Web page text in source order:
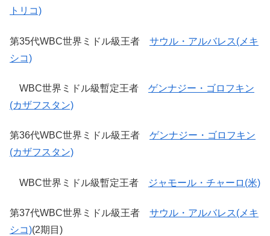
トリコ)
第35代WBC世界ミドル級王者 サウル・アルバレス(メキ
シコ)
WBC世界ミドル級暫定王者 ゲンナジー・ゴロフキン
(カザフスタン)
第36代WBC世界ミドル級王者 ゲンナジー・ゴロフキン
(カザフスタン)
WBC世界ミドル級暫定王者 ジャモール・チャーロ(米)
第37代WBC世界ミドル級王者 サウル・アルバレス(メキ
シコ)(2期目)